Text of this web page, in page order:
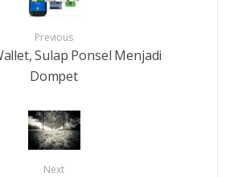
Previous
Sulap Ponsel Menjadi
Dompet
Next